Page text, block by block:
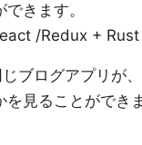
きます。
/Redux + Rust
ブログアプリが
見ることができ